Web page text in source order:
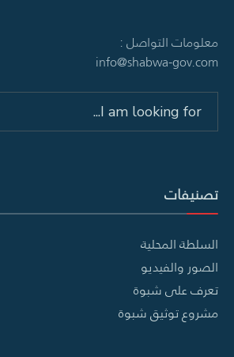
معلومات التواصل :
info@shabwa-gov.com
تصنيفات
السلطة المحلية
الصور والفيديو
تعرف على شبوة
مشروع توثيق شبوة